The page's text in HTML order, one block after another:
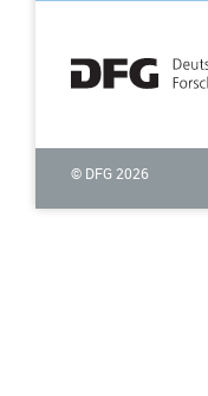
© DFG 2026